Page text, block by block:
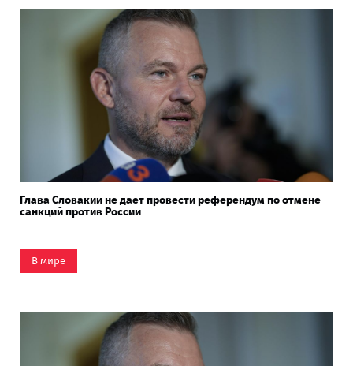
Глава Словакии не дает провести референдум по отмене
санкций против России
В мире